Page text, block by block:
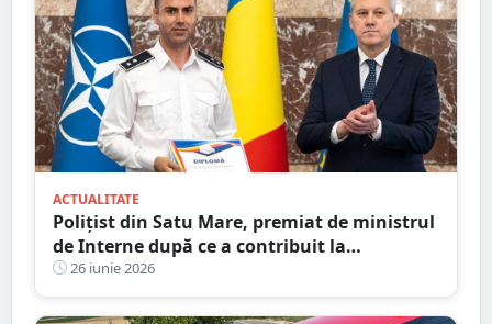
ACTUALITATE
Polițist din Satu Mare, premiat de ministrul
de Interne după ce a contribuit la
destructurarea unei rețele de contrabandă
26 iunie 2026